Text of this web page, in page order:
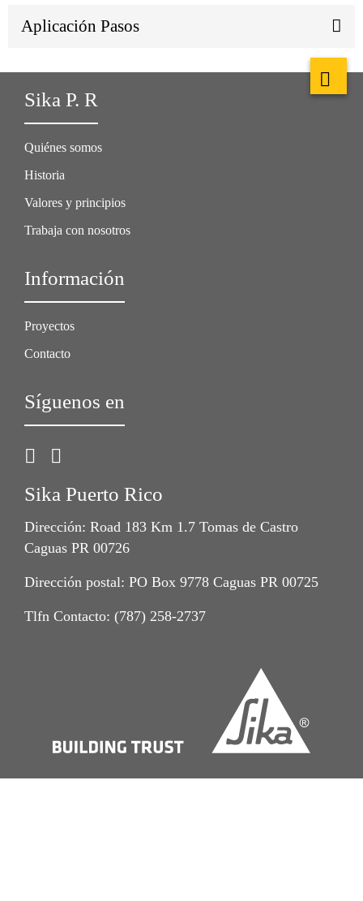
Aplicación Pasos
Sika P. R
Quiénes somos
Historia
Valores y principios
Trabaja con nosotros
Información
Proyectos
Contacto
Síguenos en
Sika Puerto Rico
Dirección: Road 183 Km 1.7 Tomas de Castro
Caguas PR 00726
Dirección postal: PO Box 9778 Caguas PR 00725
Tlfn Contacto: (787) 258-2737